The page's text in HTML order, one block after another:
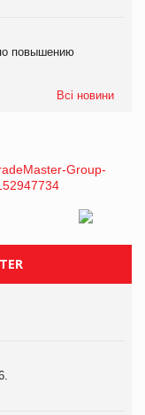
повышению
Всі новини